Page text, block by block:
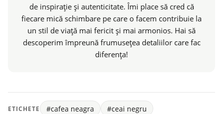
de inspirație și autenticitate. Îmi place să cred că
fiecare mică schimbare pe care o facem contribuie la
un stil de viață mai fericit și mai armonios. Hai să
descoperim împreună frumusețea detaliilor care fac
diferența!
ETICHETE #cafea neagra #ceai negru